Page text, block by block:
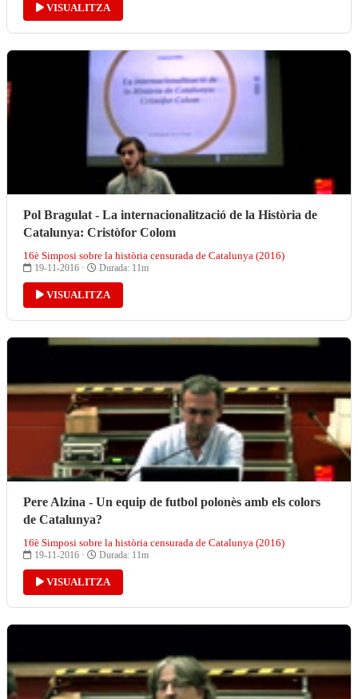
VISUALITZA
Pol Bragulat - La internacionalització de la Història de
Catalunya: Cristòfor Colom
16è Simposi sobre la història censurada de Catalunya (2016)
19-11-2016 · Durada: 11m
VISUALITZA
Pere Alzina - Un equip de futbol polonès amb els colors
de Catalunya?
16è Simposi sobre la història censurada de Catalunya (2016)
19-11-2016 · Durada: 11m
VISUALITZA